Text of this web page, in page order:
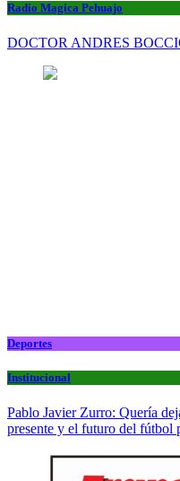
Radio Magica Pehuajo
DOCTOR ANDRES
Deportes
Institucional
Pablo Javier Zurro: Quería
presente y el futuro del fútbol